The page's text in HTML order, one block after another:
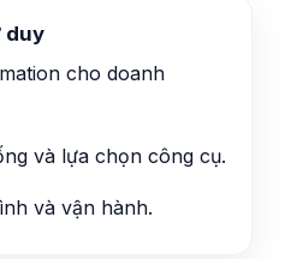
duy
cho doanh
và lựa chọn công cụ.
và vận hành.